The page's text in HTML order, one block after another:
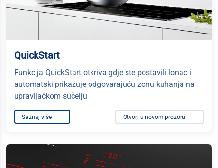
QuickStart
Funkcija QuickStart otkriva gdje ste postavili lonac i
automatski prikazuje odgovarajuću zonu kuhanja na
upravljačkom sučelju
Saznaj više Otvori u novom prozoru